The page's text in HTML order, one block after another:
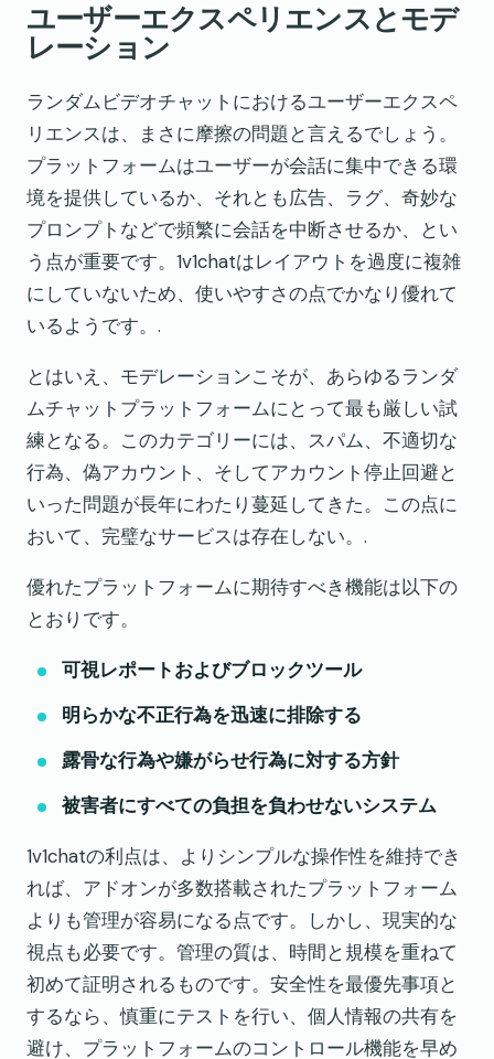
ユーザーエクスペリエンスとモデ
レーション
ランダムビデオチャットにおけるユーザーエクスペ
リエンスは、まさに摩擦の問題と言えるでしょう。
プラットフォームはユーザーが会話に集中できる環
境を提供しているか、それとも広告、ラグ、奇妙な
プロンプトなどで頻繁に会話を中断させるか、とい
う点が重要です。1v1chatはレイアウトを過度に複雑
にしていないため、使いやすさの点でかなり優れて
いるようです。.
とはいえ、モデレーションこそが、あらゆるランダ
ムチャットプラットフォームにとって最も厳しい試
練となる。このカテゴリーには、スパム、不適切な
行為、偽アカウント、そしてアカウント停止回避と
いった問題が長年にわたり蔓延してきた。この点に
おいて、完璧なサービスは存在しない。.
優れたプラットフォームに期待すべき機能は以下の
とおりです。
可視レポートおよびブロックツール
明らかな不正行為を迅速に排除する
露骨な行為や嫌がらせ行為に対する方針
被害者にすべての負担を負わせないシステム
1v1chatの利点は、よりシンプルな操作性を維持でき
れば、アドオンが多数搭載されたプラットフォーム
よりも管理が容易になる点です。しかし、現実的な
視点も必要です。管理の質は、時間と規模を重ねて
初めて証明されるものです。安全性を最優先事項と
するなら、慎重にテストを行い、個人情報の共有を
避け、プラットフォームのコントロール機能を早め